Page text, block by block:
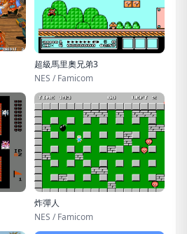
超級馬里奧兄弟3
NES / Famicom
炸彈人
NES / Famicom